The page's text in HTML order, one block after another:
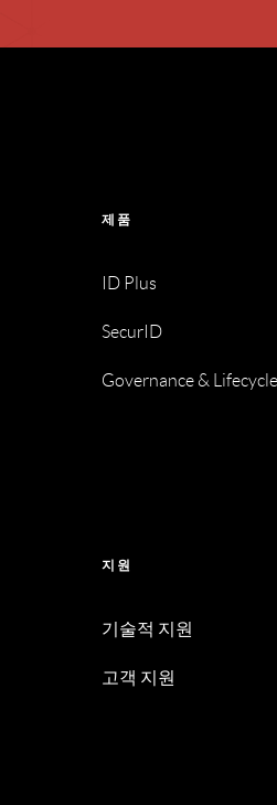
제품
ID Plus
SecurID
Governance & Lifecycle
지원
기술적 지원
고객 지원